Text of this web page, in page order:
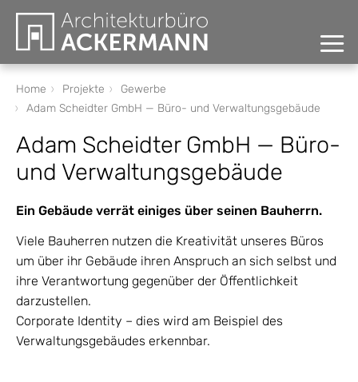
HOME
GUTACHTEN
PROJEKTE
Wohnungsbau
Doppelhäuser am Hang
Wohnen am Weinberg
Home Projekte
Gewerbe
Adam Scheidter GmbH — Büro- und Verwaltungsgebäude
Adam Scheidter GmbH — Büro-
und Verwaltungsgebäude
Ein Gebäude verrät einiges über seinen Bauherrn.
Viele Bauherren nutzen die Kreativität unseres Büros
um über ihr Gebäude ihren Anspruch an sich selbst und
ihre Verantwortung gegenüber der Öffentlichkeit
darzustellen.
Corporate Identity – dies wird am Beispiel des
Verwaltungsgebäudes erkennbar.